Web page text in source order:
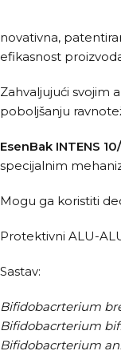
novativna,
efikasnost
Zahvaljujući
poboljšanju
EsenBak INTENS
specijalnim
Mogu ga koristiti
Protektivni ALU-
Sastav:
Bifidobacrterium
Bifidobacrterium
Bifidobacrterium